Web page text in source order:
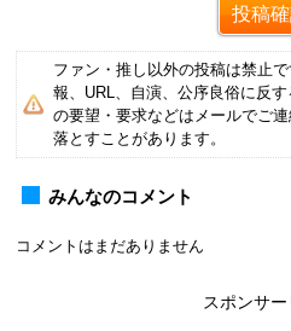
ファン・推し以外の投稿は禁止
報、URL、自演、公序良俗に反
の要望・要求などはメールでご
落とすことがあります。
みんなのコメント
コメントはまだありません
スポンサー